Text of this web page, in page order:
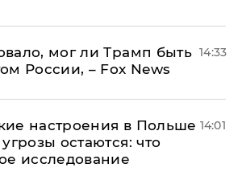
мог ли Трамп быть
России, – Fox News
14:33
настроения в Польше
остаются: что
исследование
14:01